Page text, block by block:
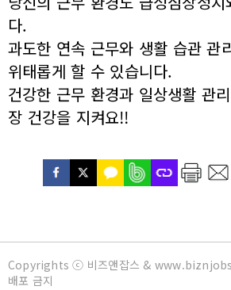
다.
과도한 연속 근무와 생활 습관 관
위태롭게 할 수 있습니다.
건강한 근무 환경과 일상생활 관
장 건강을 지켜요!!
Copyrights ⓒ 비즈앤잡스 &
배포 금지